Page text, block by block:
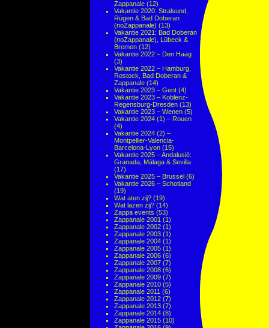
Zappanale (12)
Vakantie 2020: Stralsund,
Rügen & Bad Doberan
(noZappanale) (13)
Vakantie 2021: Bad Doberan
(noZappanale), Lübeck &
Bremen (12)
Vakantie 2022 – Den Haag
(3)
Vakantie 2022 – Hamburg,
Rostock, Bad Doberan &
Zappanale (14)
Vakantie 2023 – Gent (4)
Vakantie 2023 – Koblenz-
Regensburg-Dresden (13)
Vakantie 2023 – Wenen (5)
Vakantie 2024 (1) – Rouen
(4)
Vakantie 2024 (2) –
Montpellier-Valencia-
Barcelona-Lyon (15)
Vakantie 2025 – Andalusië:
Granada, Málaga & Sevilla
(17)
Vakantie 2025 – Brussel (6)
Vakantie 2026 – Schotland
(19)
Wat aten zij? (19)
Wat lazen zij? (14)
Zappa events (53)
Zappanale 2001 (1)
Zappanale 2002 (1)
Zappanale 2003 (1)
Zappanale 2004 (1)
Zappanale 2005 (1)
Zappanale 2006 (6)
Zappanale 2007 (7)
Zappanale 2008 (6)
Zappanale 2009 (7)
Zappanale 2010 (5)
Zappanale 2011 (6)
Zappanale 2012 (7)
Zappanale 2013 (7)
Zappanale 2014 (8)
Zappanale 2015 (10)